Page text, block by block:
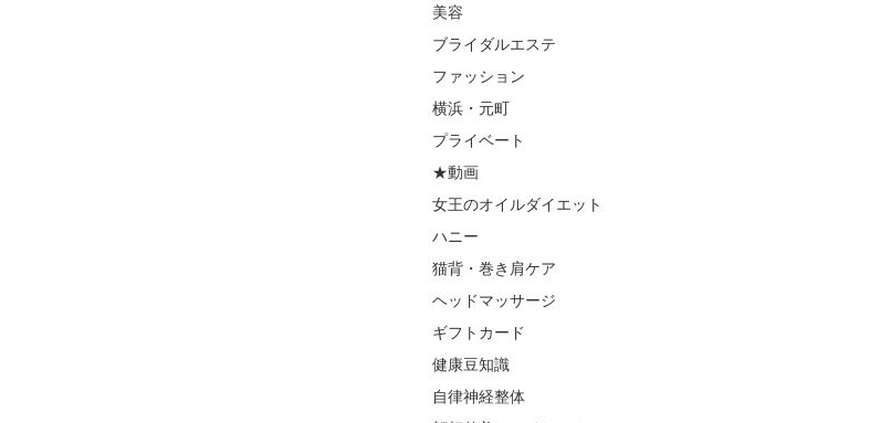
美容
ブライダルエステ
ファッション
横浜・元町
プライベート
★動画
女王のオイルダイエット
ハニー
猫背・巻き肩ケア
ヘッドマッサージ
ギフトカード
健康豆知識
自律神経整体